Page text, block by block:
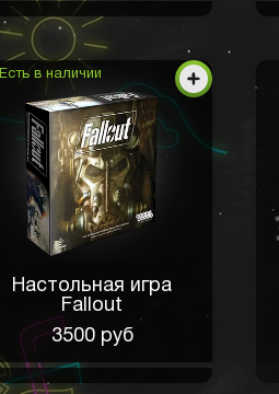
Есть в наличии
Настольная игра
Fallout
3500 руб